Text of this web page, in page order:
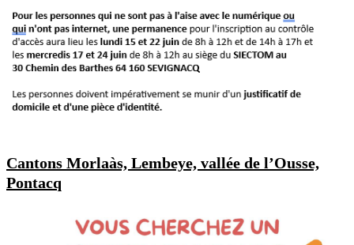
Cantons Morlaàs, Lembeye, vallée de l’Ousse,
Pontacq